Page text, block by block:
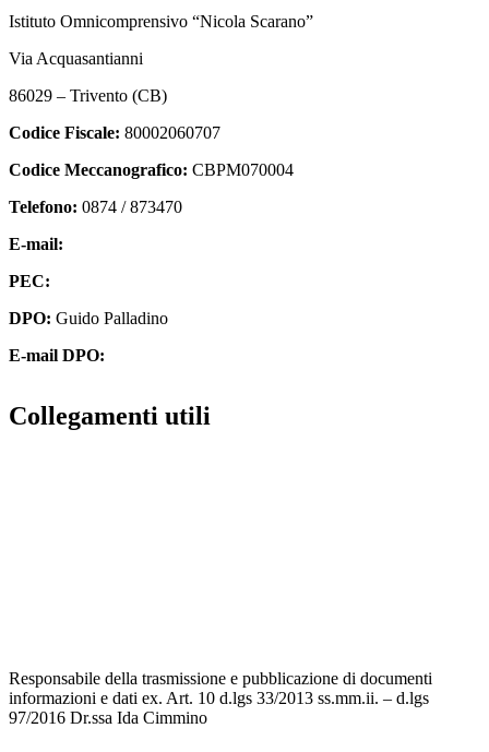
Istituto Omnicomprensivo “Nicola Scarano”
Via Acquasantianni
86029 – Trivento (CB)
Codice Fiscale: 80002060707
Codice Meccanografico: CBPM070004
Telefono: 0874 / 873470
E-mail:
PEC:
DPO: Guido Palladino
E-mail DPO:
Collegamenti utili
Responsabile della trasmissione e pubblicazione di documenti
informazioni e dati ex. Art. 10 d.lgs 33/2013 ss.mm.ii. – d.lgs
97/2016 Dr.ssa Ida Cimmino